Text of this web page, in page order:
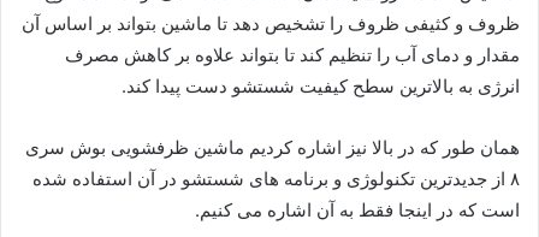
ظروف و کثیفی ظروف را تشخیص دهد تا ماشین بتواند بر اساس آن
مقدار و دمای آب را تنظیم کند تا بتواند علاوه بر کاهش مصرف
انرژی به بالاترین سطح کیفیت شستشو دست پیدا کند.
همان طور که در بالا نیز اشاره کردیم ماشین ظرفشویی بوش سری
۸ از جدیدترین تکنولوژی و برنامه های شستشو در آن استفاده شده
است که در اینجا فقط به آن اشاره می کنیم.